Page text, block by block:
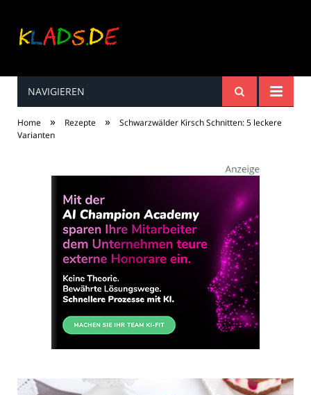
Kinderreime, Spiele,
NAVIGIEREN
Home » Rezepte »
Schwarzwälder Kirsch Schnitten: 5 leckere
Varianten